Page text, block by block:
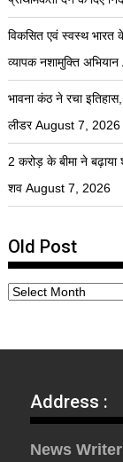
विकसित एवं स्वस्थ भारत
व्यापक नशामुक्ति अभियान
भावना कंठ ने रचा
लीडर August 7, 2026
2 करोड़ के बीमा ने
शव August 7, 2026
Old Post
Address :
News Writer